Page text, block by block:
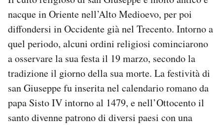
nacque in Oriente nell’Alto Medioevo, per poi
diffondersi in Occidente già nel Trecento. Intorno a
quel periodo, alcuni ordini religiosi cominciarono
a osservare la sua festa il 19 marzo, secondo la
tradizione il giorno della sua morte. La festività di
san Giuseppe fu inserita nel calendario romano da
papa Sisto IV intorno al 1479, e nell’Ottocento il
santo divenne patrono di diversi paesi con una